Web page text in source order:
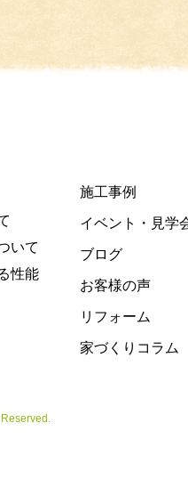
いて
性能
施工事例
イベント・見学
ブログ
お客様の声
リフォーム
家づくりコラム